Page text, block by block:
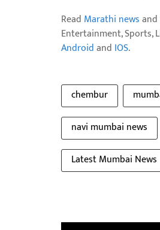
Read Marathi newsand
Entertainment, Sports,
Androidand IOS.
chembur
navi mumbai news
Latest Mumbai News